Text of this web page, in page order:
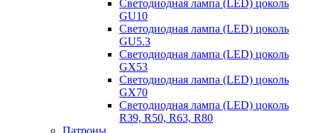
Светодиодная лампа (LED) цоколь
GU10
Светодиодная лампа (LED) цоколь
GU5.3
Светодиодная лампа (LED) цоколь
GX53
Светодиодная лампа (LED) цоколь
GX70
Светодиодная лампа (LED) цоколь
R39, R50, R63, R80
Патроны